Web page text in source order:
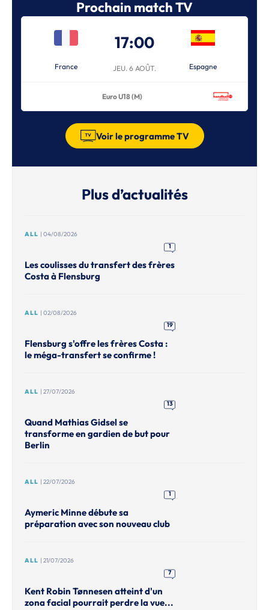
Prochain match TV
France
17:00
JEU. 6 AOÛT. Espagne
Euro U18 (M)
Voir le programme TV
Plus d’actualités
ALL | 04/08/2026
1
Les coulisses du transfert des frères
Costa à Flensburg
ALL | 02/08/2026
19
Flensburg s'offre les frères Costa :
le méga-transfert se confirme !
ALL | 27/07/2026
13
Quand Mathias Gidsel se
transforme en gardien de but pour
Berlin
ALL | 22/07/2026
1
Aymeric Minne débute sa
préparation avec son nouveau club
ALL | 21/07/2026
7
Kent Robin Tønnesen atteint d'un
zona facial pourrait perdre la vue...